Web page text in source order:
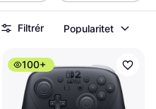
Filtrér Popularitet
100+